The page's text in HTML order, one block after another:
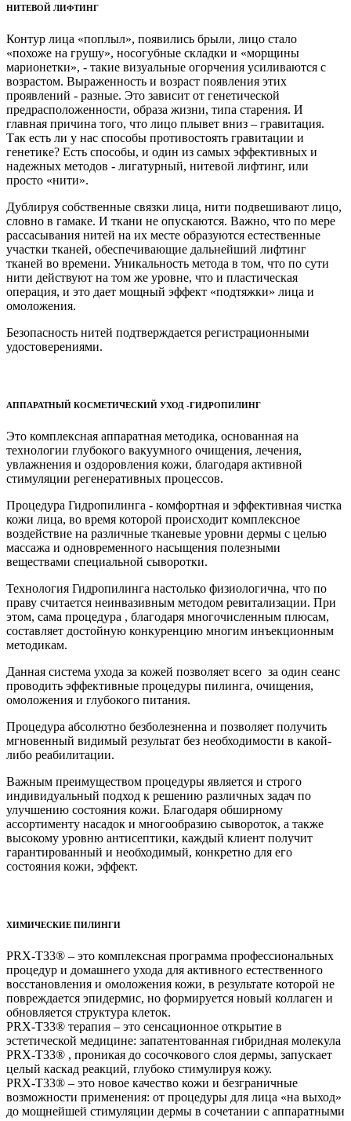
НИТЕВОЙ ЛИФТИНГ
Контур лица «поплыл», появились брыли, лицо стало
«похоже на грушу», носогубные складки и «морщины
марионетки», - такие визуальные огорчения усиливаются с
возрастом. Выраженность и возраст появления этих
проявлений - разные. Это зависит от генетической
предрасположенности, образа жизни, типа старения. И
главная причина того, что лицо плывет вниз – гравитация.
Так есть ли у нас способы противостоять гравитации и
генетике? Есть способы, и один из самых эффективных и
надежных методов - лигатурный, нитевой лифтинг, или
просто «нити».
Дублируя собственные связки лица, нити подвешивают лицо,
словно в гамаке. И ткани не опускаются. Важно, что по мере
рассасывания нитей на их месте образуются естественные
участки тканей, обеспечивающие дальнейший лифтинг
тканей во времени. Уникальность метода в том, что по сути
нити действуют на том же уровне, что и пластическая
операция, и это дает мощный эффект «подтяжки» лица и
омоложения.
Безопасность нитей подтверждается регистрационными
удостоверениями.
АППАРАТНЫЙ КОСМЕТИЧЕСКИЙ УХОД -ГИДРОПИЛИНГ
Это комплексная аппаратная методика, основанная на
технологии глубокого вакуумного очищения, лечения,
увлажнения и оздоровления кожи, благодаря активной
стимуляции регенеративных процессов.
Процедура Гидропилинга - комфортная и эффективная чистка
кожи лица, во время которой происходит комплексное
воздействие на различные тканевые уровни дермы с целью
массажа и одновременного насыщения полезными
веществами специальной сыворотки.
Технология Гидропилинга настолько физиологична, что по
праву считается неинвазивным методом ревитализации. При
этом, сама процедура , благодаря многочисленным плюсам,
составляет достойную конкуренцию многим инъекционным
методикам.
Данная система ухода за кожей позволяет всего за один сеанс
проводить эффективные процедуры пилинга, очищения,
омоложения и глубокого питания.
Процедура абсолютно безболезненна и позволяет получить
мгновенный видимый результат без необходимости в какой-
либо реабилитации.
Важным преимуществом процедуры является и строго
индивидуальный подход к решению различных задач по
улучшению состояния кожи. Благодаря обширному
ассортименту насадок и многообразию сывороток, а также
высокому уровню антисептики, каждый клиент получит
гарантированный и необходимый, конкретно для его
состояния кожи, эффект.
ХИМИЧЕСКИЕ ПИЛИНГИ
PRX-T33® – это комплексная программа профессиональных
процедур и домашнего ухода для активного естественного
восстановления и омоложения кожи, в результате которой не
повреждается эпидермис, но формируется новый коллаген и
обновляется структура клеток.
PRX-T33® терапия – это сенсационное открытие в
эстетической медицине: запатентованная гибридная молекула
PRX-T33® , проникая до сосочкового слоя дермы, запускает
целый каскад реакций, глубоко стимулируя кожу.
PRX-T33® – это новое качество кожи и безграничные
возможности применения: от процедуры для лица «на выход»
до мощнейшей стимуляции дермы в сочетании с аппаратными